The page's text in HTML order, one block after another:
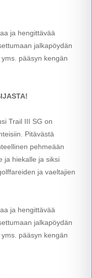
ja hengittävää
jalkapöydän
pääsyn kengän
Trail III SG on
Pitävästä
pehmeään
ja hiekalle ja siksi
ja vaeltajien
ja hengittävää
jalkapöydän
pääsyn kengän